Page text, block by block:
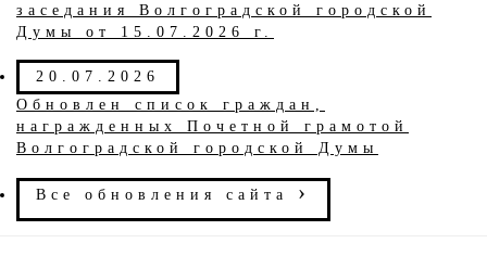
заседания Волгоградской городской
Думы от 15.07.2026 г.
20.07.2026
Обновлен список граждан,
награжденных Почетной грамотой
Волгоградской городской Думы
Все обновления cайта ›